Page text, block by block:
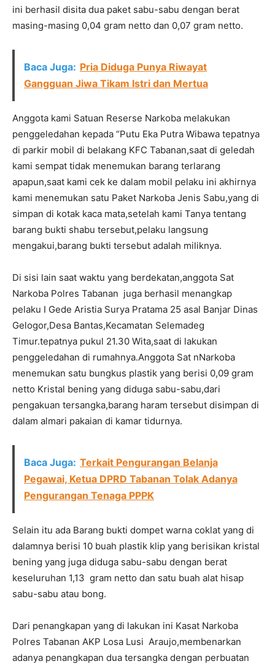
ini berhasil disita dua paket sabu-sabu dengan berat
masing-masing 0,04 gram netto dan 0,07 gram netto.
Baca Juga: Pria Diduga Punya Riwayat
Gangguan Jiwa Tikam Istri dan Mertua
Anggota kami Satuan Reserse Narkoba melakukan
penggeledahan kepada “Putu Eka Putra Wibawa tepatnya
di parkir mobil di belakang KFC Tabanan,saat di geledah
kami sempat tidak menemukan barang terlarang
apapun,saat kami cek ke dalam mobil pelaku ini akhirnya
kami menemukan satu Paket Narkoba Jenis Sabu,yang di
simpan di kotak kaca mata,setelah kami Tanya tentang
barang bukti shabu tersebut,pelaku langsung
mengakui,barang bukti tersebut adalah miliknya.
Di sisi lain saat waktu yang berdekatan,anggota Sat
Narkoba Polres Tabanan juga berhasil menangkap
pelaku I Gede Aristia Surya Pratama 25 asal Banjar Dinas
Gelogor,Desa Bantas,Kecamatan Selemadeg
Timur.tepatnya pukul 21.30 Wita,saat di lakukan
penggeledahan di rumahnya.Anggota Sat nNarkoba
menemukan satu bungkus plastik yang berisi 0,09 gram
netto Kristal bening yang diduga sabu-sabu,dari
pengakuan tersangka,barang haram tersebut disimpan di
dalam almari pakaian di kamar tidurnya.
Baca Juga: Terkait Pengurangan Belanja
Pegawai, Ketua DPRD Tabanan Tolak Adanya
Pengurangan Tenaga PPPK
Selain itu ada Barang bukti dompet warna coklat yang di
dalamnya berisi 10 buah plastik klip yang berisikan kristal
bening yang juga diduga sabu-sabu dengan berat
keseluruhan 1,13 gram netto dan satu buah alat hisap
sabu-sabu atau bong.
Dari penangkapan yang di lakukan ini Kasat Narkoba
Polres Tabanan AKP Losa Lusi Araujo,membenarkan
adanya penangkapan dua tersangka dengan perbuatan